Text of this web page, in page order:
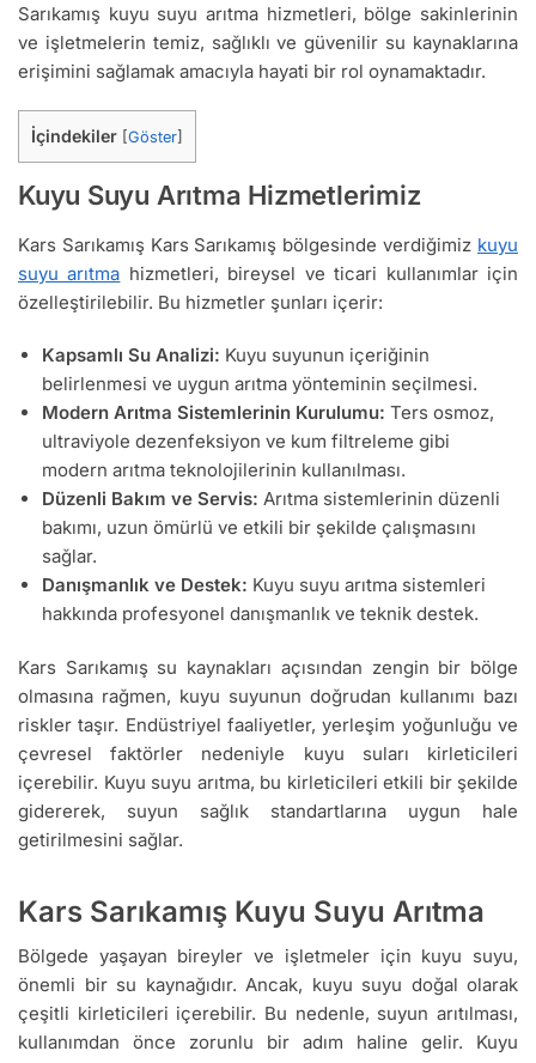
Sarıkamış kuyu suyu arıtma hizmetleri, bölge sakinlerinin
ve işletmelerin temiz, sağlıklı ve güvenilir su kaynaklarına
erişimini sağlamak amacıyla hayati bir rol oynamaktadır.
İçindekiler Göster
Kuyu Suyu Arıtma Hizmetlerimiz
Kars Sarıkamış Kars Sarıkamış bölgesinde verdiğimiz kuyu
suyu arıtma hizmetleri, bireysel ve ticari kullanımlar için
özelleştirilebilir. Bu hizmetler şunları içerir:
Kapsamlı Su Analizi: Kuyu suyunun içeriğinin
belirlenmesi ve uygun arıtma yönteminin seçilmesi.
Modern Arıtma Sistemlerinin Kurulumu: Ters osmoz,
ultraviyole dezenfeksiyon ve kum filtreleme gibi
modern arıtma teknolojilerinin kullanılması.
Düzenli Bakım ve Servis: Arıtma sistemlerinin düzenli
bakımı, uzun ömürlü ve etkili bir şekilde çalışmasını
sağlar.
Danışmanlık ve Destek: Kuyu suyu arıtma sistemleri
hakkında profesyonel danışmanlık ve teknik destek.
Kars Sarıkamış su kaynakları açısından zengin bir bölge
olmasına rağmen, kuyu suyunun doğrudan kullanımı bazı
riskler taşır. Endüstriyel faaliyetler, yerleşim yoğunluğu ve
çevresel faktörler nedeniyle kuyu suları kirleticileri
içerebilir. Kuyu suyu arıtma, bu kirleticileri etkili bir şekilde
gidererek, suyun sağlık standartlarına uygun hale
getirilmesini sağlar.
Kars Sarıkamış Kuyu Suyu Arıtma
Bölgede yaşayan bireyler ve işletmeler için kuyu suyu,
önemli bir su kaynağıdır. Ancak, kuyu suyu doğal olarak
çeşitli kirleticileri içerebilir. Bu nedenle, suyun arıtılması,
kullanımdan önce zorunlu bir adım haline gelir. Kuyu